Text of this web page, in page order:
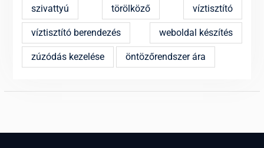
szivattyú törölköző víztisztító
víztisztító berendezés weboldal készítés
zúzódás kezelése öntözőrendszer ára